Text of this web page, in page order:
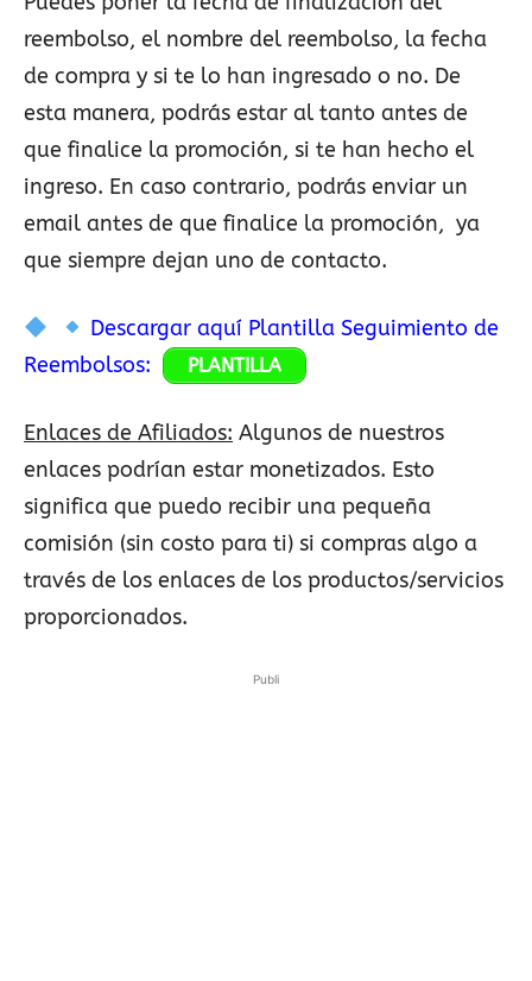
reembolso, el nombre del reembolso, la fecha
de compra y si te lo han ingresado o no. De
esta manera, podrás estar al tanto antes de
que finalice la promoción, si te han hecho el
ingreso. En caso contrario, podrás enviar un
email antes de que finalice la promoción, ya
que siempre dejan uno de contacto.
Descargar aquí Plantilla Seguimiento de
Reembolsos:
PLANTILLA
Enlaces de Afiliados: Algunos de nuestros
enlaces podrían estar monetizados. Esto
significa que puedo recibir una pequeña
comisión (sin costo para ti) si compras algo a
través de los enlaces de los productos/servicios
proporcionados.
Publi